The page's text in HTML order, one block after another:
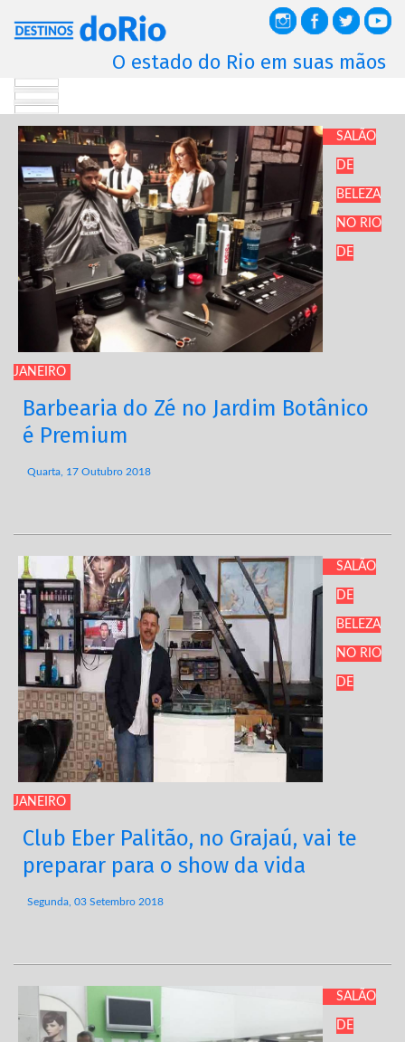
O estado do Rio em suas mãos
SALÃO
DE
BELEZA
NO RIO
DE
JANEIRO
Barbearia do Zé no Jardim Botânico
é Premium
Quarta, 17 Outubro 2018
SALÃO
DE
BELEZA
NO RIO
DE
JANEIRO
Club Eber Palitão, no Grajaú, vai te
preparar para o show da vida
Segunda, 03 Setembro 2018
SALÃO
DE